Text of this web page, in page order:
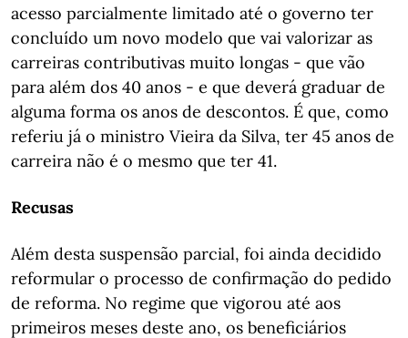
acesso parcialmente limitado até o governo ter
concluído um novo modelo que vai valorizar as
carreiras contributivas muito longas - que vão
para além dos 40 anos - e que deverá graduar de
alguma forma os anos de descontos. É que, como
referiu já o ministro Vieira da Silva, ter 45 anos de
carreira não é o mesmo que ter 41.
Recusas
Além desta suspensão parcial, foi ainda decidido
reformular o processo de confirmação do pedido
de reforma. No regime que vigorou até aos
primeiros meses deste ano, os beneficiários